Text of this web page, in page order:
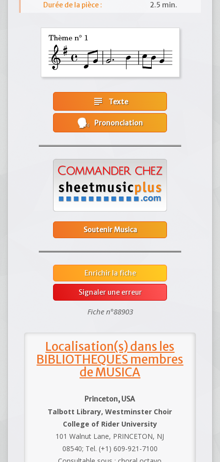
Durée de la pièce :
2.5 min.
subject Texte
Prononciation
Soutenir Musica
Enrichir la fiche
Signaler une erreur
Fiche n°88903
Localisation(s) dans les
BIBLIOTHEQUES membres
de MUSICA
Princeton, USA
Talbott Library, Westminster Choir
College of Rider University
101 Walnut Lane, PRINCETON, NJ
08540; Tel. (+1) 609-921-7100